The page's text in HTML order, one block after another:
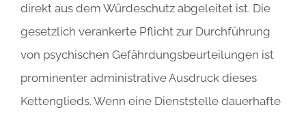
direkt aus dem Würdeschutz abgeleitet ist. Die
gesetzlich verankerte Pflicht zur Durchführung
von psychischen Gefährdungsbeurteilungen ist
prominenter administrative Ausdruck dieses
Kettenglieds. Wenn eine Dienststelle dauerhafte